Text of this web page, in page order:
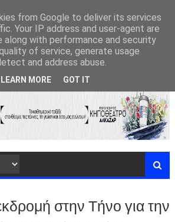
στην Τήνο για την
from Google to deliver its services
Your IP address and user-agent are
along with performance and security
of service, generate usage
and address abuse.
LEARN MORE GOT IT